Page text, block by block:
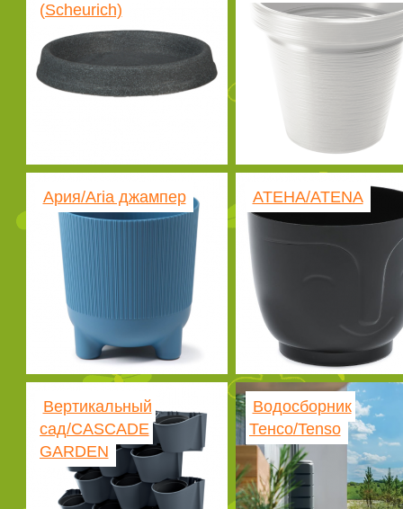
(Scheurich)
Ария/Aria джампер АТЕНА/ATENA
Вертикальный
сад/CASCADE
GARDEN
Водосборник
Тенсо/Tenso